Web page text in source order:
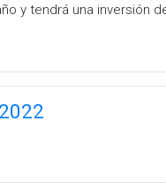
y tendrá una inversión